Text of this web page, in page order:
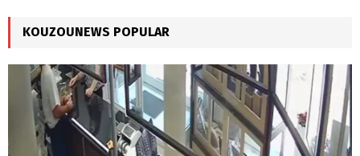
KOUZOUNEWS POPULAR